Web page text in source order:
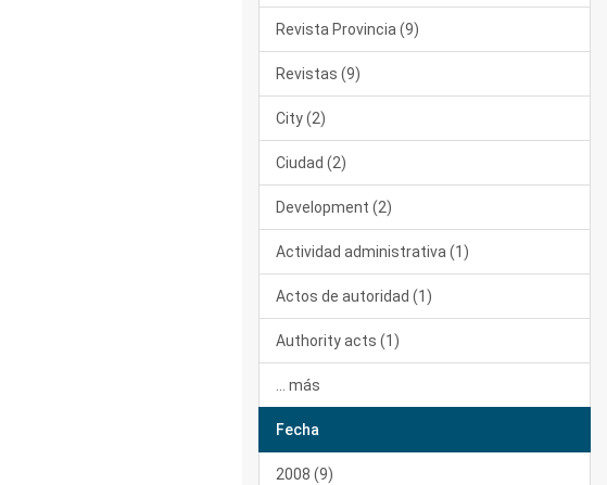
Revista Provincia (9)
Revistas (9)
City (2)
Ciudad (2)
Development (2)
Actividad administrativa (1)
Actos de autoridad (1)
Authority acts (1)
... más
Fecha
2008 (9)